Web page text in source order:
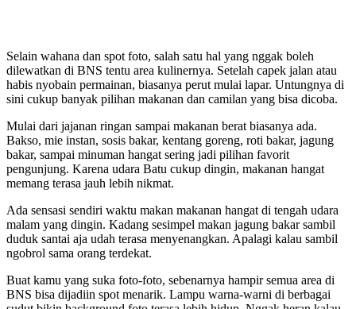
Selain wahana dan spot foto, salah satu hal yang nggak boleh
dilewatkan di BNS tentu area kulinernya. Setelah capek jalan atau
habis nyobain permainan, biasanya perut mulai lapar. Untungnya di
sini cukup banyak pilihan makanan dan camilan yang bisa dicoba.
Mulai dari jajanan ringan sampai makanan berat biasanya ada.
Bakso, mie instan, sosis bakar, kentang goreng, roti bakar, jagung
bakar, sampai minuman hangat sering jadi pilihan favorit
pengunjung. Karena udara Batu cukup dingin, makanan hangat
memang terasa jauh lebih nikmat.
Ada sensasi sendiri waktu makan makanan hangat di tengah udara
malam yang dingin. Kadang sesimpel makan jagung bakar sambil
duduk santai aja udah terasa menyenangkan. Apalagi kalau sambil
ngobrol sama orang terdekat.
Buat kamu yang suka foto-foto, sebenarnya hampir semua area di
BNS bisa dijadiin spot menarik. Lampu warna-warni di berbagai